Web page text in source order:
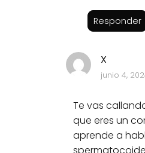
Responder
X
junio 4,
Te vas
que eres un
aprende a